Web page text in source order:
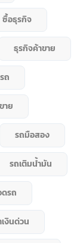
ซื้อธุรกิจ
ธุรกิจค้าขาย
ถ
าย
รถมือสอง
รถเติมน้ำมัน
ดรถ
งินด่วน